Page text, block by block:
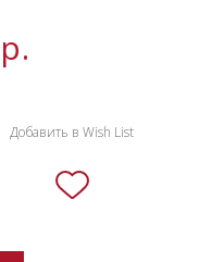
р.
Добавить в Wish List